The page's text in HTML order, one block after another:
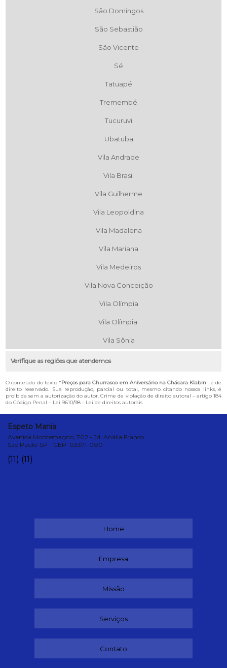
São Domingos
São Sebastião
São Vicente
Sé
Tatuapé
Tremembé
Tucuruvi
Ubatuba
Vila Andrade
Vila Brasil
Vila Guilherme
Vila Leopoldina
Vila Madalena
Vila Mariana
Vila Medeiros
Vila Nova Conceição
Vila Olímpia
Vila Olímpia
Vila Sônia
Verifique as regiões que atendemos
O conteúdo do texto "Preços para Churrasco em Aniversário na Chácara Klabin" é de
direito reservado. Sua reprodução, parcial ou total, mesmo citando nossos links, é
proibida sem a autorização do autor. Crime de violação de direito autoral – artigo 184
do Código Penal – Lei 9610/98 - Lei de direitos autorais.
Espeto Mania
Avenida Montemagno, 702 - Jd. Anália Franco
São Paulo-SP - CEP: 03371-000
(11) (11)
Home
Empresa
Missão
Serviços
Contato